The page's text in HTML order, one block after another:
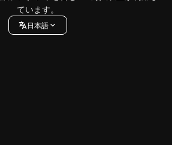
ています。
日本語